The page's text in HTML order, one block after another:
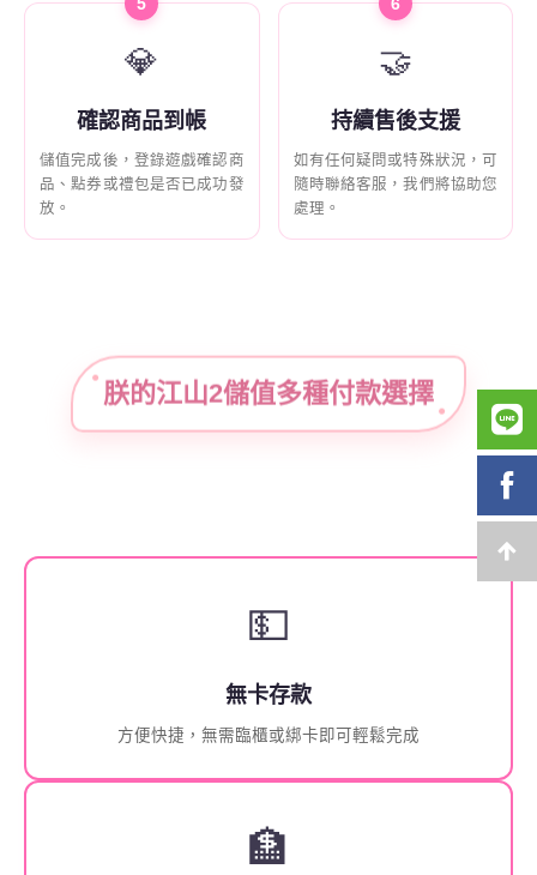
💎
確認商品到帳
儲值完成後，登錄遊戲確認商
品、點券或禮包是否已成功發
放。
🤝
持續售後支援
如有任何疑問或特殊狀況，可
隨時聯絡客服，我們將協助您
處理。
朕的江山2儲值多種付款選擇
💵
無卡存款
方便快捷，無需臨櫃或綁卡即可輕鬆完成
🏦